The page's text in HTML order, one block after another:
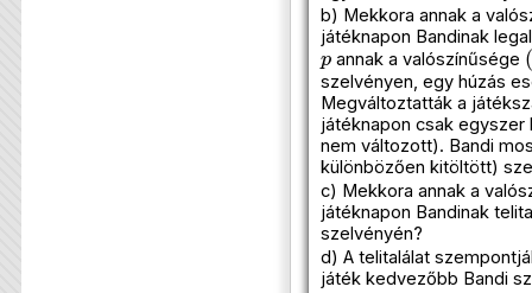
b) Mekkora annak a
játéknapon Bandinak
p
annak a valószínűsége
(
szelvényen, egy húzás
Megváltoztatták a
játéknapon csak egyszer
nem változott). Bandi
különbözően kitöltött)
c) Mekkora annak a
játéknapon Bandinak
szelvényén?
d) A telitalálat
játék kedvezőbb Bandi